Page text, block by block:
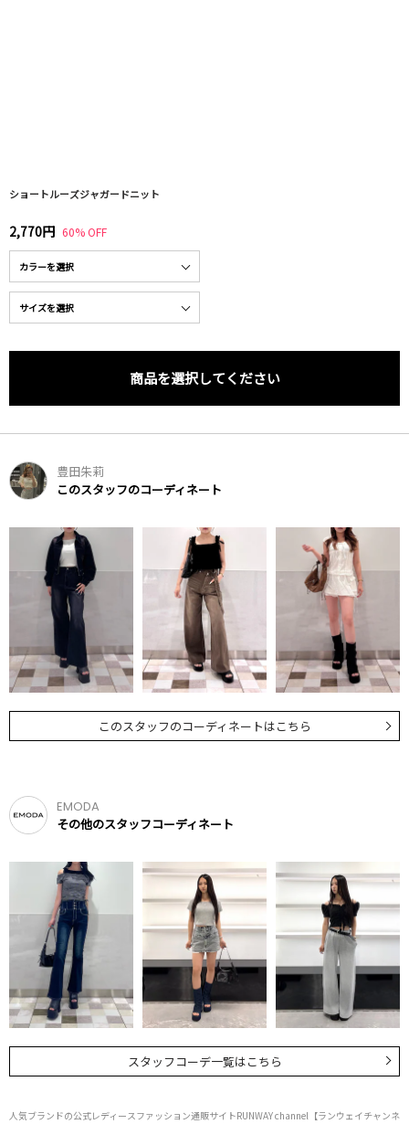
ショートルーズジャガードニット
2,770円 60% OFF
商品を選択してください
豊田朱莉
このスタッフのコーディネート
このスタッフのコーディネートはこちら
EMODA
その他のスタッフコーディネート
スタッフコーデ一覧はこちら
人気ブランドの公式レディースファッション通販サイトRUNWAY channel【ランウェイチャンネ